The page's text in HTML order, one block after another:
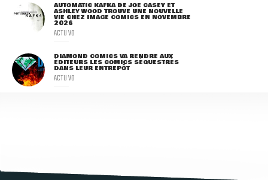
AUTOMATIC KAFKA DE JOE CASEY ET
ASHLEY WOOD TROUVE UNE NOUVELLE
VIE CHEZ IMAGE COMICS EN NOVEMBRE
2026
ACTU VO
DIAMOND COMICS VA RENDRE AUX
ÉDITEURS LES COMICS SÉQUESTRÉS
DANS LEUR ENTREPÔT
ACTU VO